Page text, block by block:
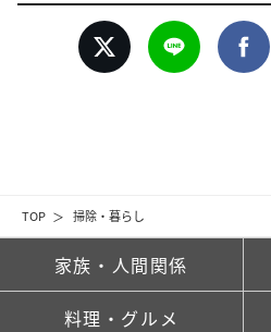
TOP 掃除・暮らし
家族・人間関係
料理・グルメ